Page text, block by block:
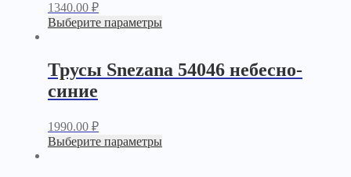
1340.00 ₽
Выберите параметры
Трусы Snezana 54046 небесно-
синие
1990.00 ₽
Выберите параметры